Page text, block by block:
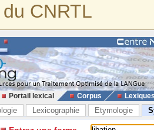
CNRTL
Portail lexical Corpus
Lexicographie Etymologie